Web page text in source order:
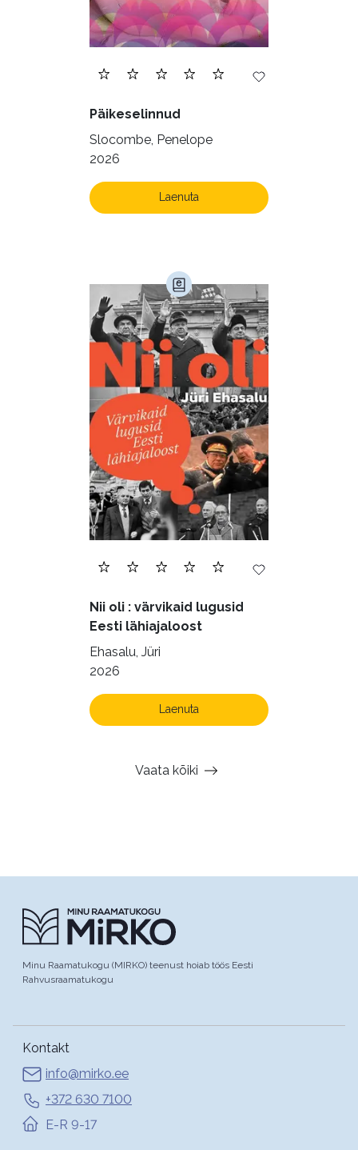
Päikeselinnud
Slocombe, Penelope
2026
Laenuta
Nii oli : värvikaid lugusid
Eesti lähiajaloost
Ehasalu, Jüri
2026
Laenuta
Vaata kõiki
Minu Raamatukogu (MIRKO) teenust hoiab töös Eesti
Rahvusraamatukogu
Kontakt
info@mirko.ee
+372 630 7100
E-R 9-17